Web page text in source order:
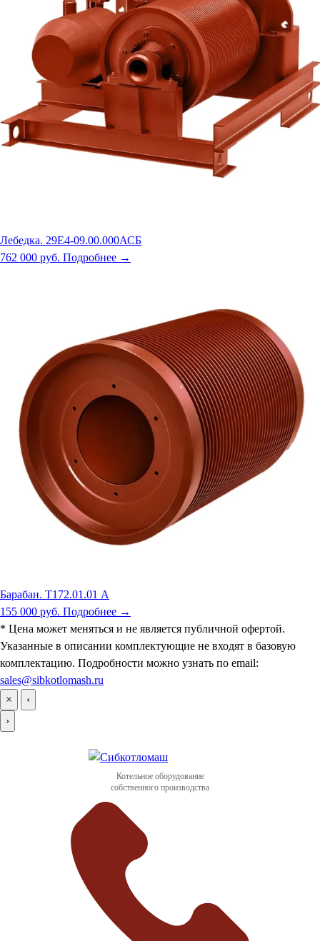
Лебедка. 29Е4-09.00.000АСБ
762 000 руб. Подробнее →
Барабан. Т172.01.01 А
155 000 руб. Подробнее →
* Цена может меняться и не является публичной офертой.
Указанные в описании комплектующие не входят в базовую
комплектацию. Подробности можно узнать по email:
sales@sibkotlomash.ru
×
‹
›
Котельное оборудование
собственного производства